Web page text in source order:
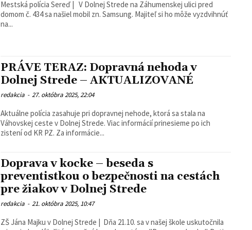
Mestská polícia Sereď | V Dolnej Strede na Záhumenskej ulici pred
domom č. 434 sa našiel mobil zn. Samsung. Majiteľ si ho môže vyzdvihnúť
na...
PRÁVE TERAZ: Dopravná nehoda v
Dolnej Strede – AKTUALIZOVANÉ
redakcia - 27. októbra 2025, 22:04
Aktuálne polícia zasahuje pri dopravnej nehode, ktorá sa stala na
Váhovskej ceste v Dolnej Strede. Viac informácií prinesieme po ich
zistení od KR PZ. Za informácie...
Doprava v kocke – beseda s
preventistkou o bezpečnosti na cestách
pre žiakov v Dolnej Strede
redakcia - 21. októbra 2025, 10:47
ZŠ Jána Majku v Dolnej Strede | Dňa 21.10. sa v našej škole uskutočnila